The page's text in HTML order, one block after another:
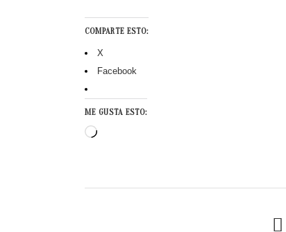
COMPARTE ESTO:
X
Facebook
ME GUSTA ESTO:
Cargando...